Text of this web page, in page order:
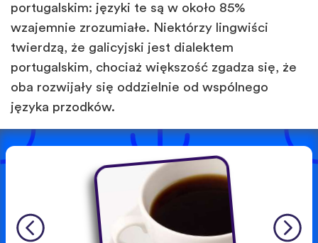
portugalskim: języki te są w około 85%
wzajemnie zrozumiałe. Niektórzy lingwiści
twierdzą, że galicyjski jest dialektem
portugalskim, chociaż większość zgadza się, że
oba rozwijały się oddzielnie od wspólnego
języka przodków.